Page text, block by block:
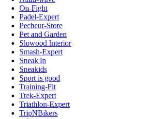
On-Fight
Padel-Expert
Pecheur-Store
Pet and Garden
Slowood Interior
Smash-Expert
Sneak'In
Sneakids
Sport is good
Training-Fit
Trek-Expert
Triathlon-Expert
TripNBikers